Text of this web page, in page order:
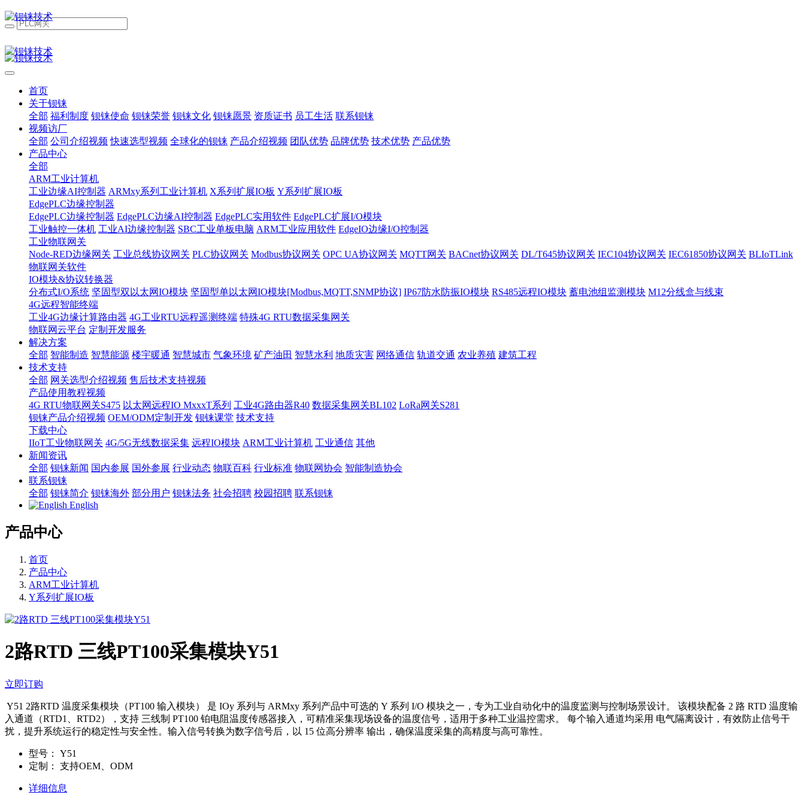
首页
关于钡铼
全部 福利制度 钡铼使命 钡铼荣誉 钡铼文化 钡铼愿景 资质证书 员工生活 联系钡铼
视频访厂
全部 公司介绍视频 快速选型视频 全球化的钡铼 产品介绍视频 团队优势 品牌优势 技术优势 产品优势
产品中心
全部
ARM工业计算机
工业边缘AI控制器 ARMxy系列工业计算机 X系列扩展IO板 Y系列扩展IO板
EdgePLC边缘控制器
EdgePLC边缘控制器 EdgePLC边缘AI控制器 EdgePLC实用软件 EdgePLC扩展I/O模块
工业触控一体机 工业AI边缘控制器 SBC工业单板电脑 ARM工业应用软件 EdgeIO边缘I/O控制器
工业物联网关
Node-RED边缘网关 工业总线协议网关 PLC协议网关 Modbus协议网关 OPC UA协议网关 MQTT网关 BACnet协议网关 DL/T645协议网关 IEC104协议网关 IEC61850协议网关 BLIoTLink
物联网关软件
IO模块&协议转换器
分布式I/O系统 坚固型双以太网IO模块 坚固型单以太网IO模块[Modbus,MQTT,SNMP协议] IP67防水防振IO模块 RS485远程IO模块 蓄电池组监测模块 M12分线盒与线束
4G远程智能终端
工业4G边缘计算路由器 4G工业RTU远程遥测终端 特殊4G RTU数据采集网关
物联网云平台 定制开发服务
解决方案
全部 智能制造 智慧能源 楼宇暖通 智慧城市 气象环境 矿产油田 智慧水利 地质灾害 网络通信 轨道交通 农业养殖 建筑工程
技术支持
全部 网关选型介绍视频 售后技术支持视频
产品使用教程视频
4G RTU物联网关S475 以太网远程IO MxxxT系列 工业4G路由器R40 数据采集网关BL102 LoRa网关S281
钡铼产品介绍视频 OEM/ODM定制开发 钡铼课堂 技术支持
下载中心
IIoT工业物联网关 4G/5G无线数据采集 远程IO模块 ARM工业计算机 工业通信 其他
新闻资讯
全部 钡铼新闻 国内参展 国外参展 行业动态 物联百科 行业标准 物联网协会 智能制造协会
联系钡铼
全部 钡铼简介 钡铼海外 部分用户 钡铼法务 社会招聘 校园招聘 联系钡铼
English
产品中心
首页
产品中心
ARM工业计算机
Y系列扩展IO板
2路RTD 三线PT100采集模块Y51
立即订购
​ ​Y51 2路RTD 温度采集模块（PT100 输入模块） 是 IOy 系列与 ARMxy 系列产品中可选的 Y 系列 I/O 模块之一，专为工业自动化中的温度监测与控制场景设计。 ​ ​该模块配备 2 路 RTD 温度输
入通道（RTD1、RTD2），支持 三线制 PT100 铂电阻温度传感器接入，可精准采集现场设备的温度信号，适用于多种工业温控需求。 ​ ​每个输入通道均采用 电气隔离设计，有效防止信号干
扰，提升系统运行的稳定性与安全性。输入信号转换为数字信号后，以 15 位高分辨率 输出，确保温度采集的高精度与高可靠性。
型号：
Y51
定制：
支持OEM、ODM
详细信息